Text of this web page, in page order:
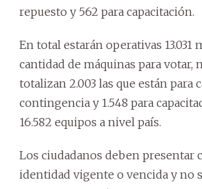
repuesto y 562 para capacitación.
En total estarán operativas 13.031
cantidad de máquinas para votar,
totalizan 2.003 las que están para
contingencia y 1.548 para
16.582 equipos a nivel país.
Los ciudadanos deben presentar
identidad vigente o vencida y no